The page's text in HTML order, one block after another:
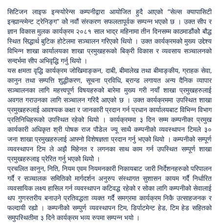
सिटिजन लाइफ इन्स्योरेन्स कम्पनीद्वारा आयोजित हुदै आएको “सेल्स क्यापासिटी
इन्ह्यान्स्मेन्ट ट्रेनिङ्ग” कोे नवौं संस्करण सफलतापूर्वक सम्पन्न भएको छ । उक्त सीप र
ज्ञान विकास मुलक कार्यक्रम २०८१ साल भाद्र महिनामा तीन दिनसम्म काठमाडौंकोे बौद्ध
स्थित सिद्धार्थ बुटिक होटेलमा सञ्चालन गरिएको थियो । उक्त कार्यक्रमको मुख्य उद्देश्य
विभिन्न शाखा कार्यालयका शाखा प्रमुखहरूको बिक्री विकास र व्यवसाय सञ्चालनको
सन्दर्भमा सीप अभिवृद्धि गर्नु थियो ।
यस क्षमता वृद्धि कार्यक्रम जोखिमाङ्कन, दाबी, बीमालेख तथा बीमाङ्कीय, ग्राहक सेवा,
कानुन तथा सम्पत्ति शुद्धीकरण, सूचना प्रविधि, ब्रान्ड लगायत अन्य दैनिक व्यापार
सञ्चालनका लागि महत्त्वपूर्ण विषयहरुको बारेमा मुख्य गरी नयाँ शाखा प्रमुखहरुलाई
अवगत गराउनका लागि सञ्चालन गरिदै आएको छ । उक्त कार्यक्रममा उपस्थित शाखा
प्रमुखहरुलाई आवश्यक कक्षा र जानकारी प्रदान गर्न प्रधान कार्यालयबाट विभिन्न विभाग
प्रतिनिधिहरूको उपस्थित रहेको थियो । कार्यक्रममा ३ दिन सम्म कम्पनीका प्रमुख
कार्यकारी अधिकृत श्री पोषक राज पौडेल ज्यू साथै कम्पनीको व्यवस्थापन टिमले ३०
जना शाखा प्रमुखहरुलाई आफ्नो विशेषज्ञता प्रदान गर्नु भएको थियो । कम्पनीको सम्पूर्ण
व्यवस्थापन टिम ले अझै मिहेनत र लगनका साथ काम गर्न उपस्थित सम्पूर्ण शाखा
प्रमुखहरुलाइ प्रेरित गर्नु भएको थियोे ।
प्रचलित कानुन, निति, नियम एवम नियमनकारी निकायबाट जारी निर्देशनहरुको परिपालन
गर्दै र सञ्चालक समितिको मार्गदर्शन अनुरुप संस्थागत सुशासन कायम गर्दै निर्धारित
व्यवसायिक लक्ष्य हासिल गर्न व्यवस्थापन कटिवद्ध रहेको र सोका लागि कम्पनीको सेवालाई
थप गुणस्तरीय बनाउने प्रतिवद्धता व्यक्त गर्दै समग्रमा कार्यक्रम निकै उत्साहजनक र
फल्दायी रह्यो । कम्पनीको सम्पुर्ण व्यवस्थापन टिम, डिर्पाटमेन्ट हेड, टिम हेड सहितको
समुपस्थितीमा ३ दिने कार्यक्रम भव्य रुपमा सम्पन्न भयो ।